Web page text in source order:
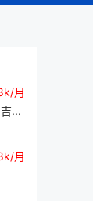
月
...
月